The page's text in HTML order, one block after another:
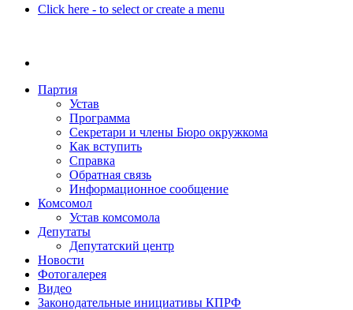
Click here - to select or create a menu
Партия
Устав
Программа
Секретари и члены Бюро окружкома
Как вступить
Справка
Обратная связь
Информационное сообщение
Комсомол
Устав комсомола
Депутаты
Депутатский центр
Новости
Фотогалерея
Видео
Законодательные инициативы КПРФ